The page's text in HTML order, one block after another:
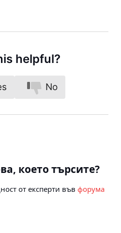
helpful?
No
което търсите?
от експерти във форума